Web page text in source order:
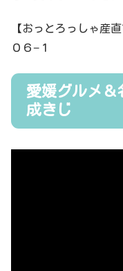
【おっとろっしゃ産
０６−１
愛媛グルメ
成きじ